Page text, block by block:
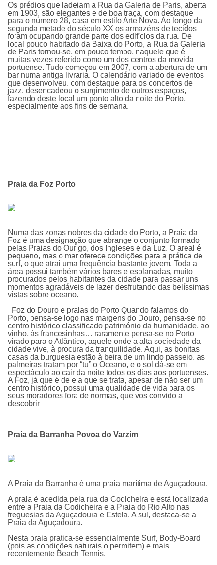
Os prédios que ladeiam a Rua da Galeria de Paris, aberta
em 1903, são elegantes e de boa traça, com destaque
para o número 28, casa em estilo Arte Nova. Ao longo da
segunda metade do século XX os armazéns de tecidos
foram ocupando grande parte dos edifícios da rua. De
local pouco habitado da Baixa do Porto, a Rua da Galeria
de Paris tornou-se, em pouco tempo, naquele que é
muitas vezes referido como um dos centros da movida
portuense. Tudo começou em 2007, com a abertura de um
bar numa antiga livraria. O calendário variado de eventos
que desenvolveu, com destaque para os concertos de
jazz, desencadeou o surgimento de outros espaços,
fazendo deste local um ponto alto da noite do Porto,
especialmente aos fins de semana.
Praia da Foz Porto
Numa das zonas nobres da cidade do Porto, a Praia da
Foz é uma designação que abrange o conjunto formado
pelas Praias do Ourigo, dos Ingleses e da Luz. O areal é
pequeno, mas o mar oferece condições para a prática de
surf, o que atrai uma frequência bastante jovem. Toda a
área possui também vários bares e esplanadas, muito
procurados pelos habitantes da cidade para passar uns
momentos agradáveis de lazer desfrutando das belíssimas
vistas sobre oceano.
Foz do Douro e praias do Porto Quando falamos do
Porto, pensa-se logo nas margens do Douro, pensa-se no
centro histórico classificado património da humanidade, ao
vinho, às francesinhas… raramente pensa-se no Porto
virado para o Atlântico, aquele onde a alta sociedade da
cidade vive, à procura da tranquilidade. Aqui, as bonitas
casas da burguesia estão à beira de um lindo passeio, as
palmeiras tratam por “tu” o Oceano, e o sol dá-se em
espectáculo ao cair da noite todos os dias aos portuenses.
A Foz, já que é de ela que se trata, apesar de não ser um
centro histórico, possui uma qualidade de vida para os
seus moradores fora de normas, que vos convido a
descobrir
Praia da Barranha Povoa do Varzim
A Praia da Barranha é uma praia marí­tima de Aguçadoura.
A praia é acedida pela rua da Codicheira e está localizada
entre a Praia da Codicheira e a Praia do Rio Alto nas
freguesias da Aguçadoura e Estela. A sul, destaca-se a
Praia da Aguçadoura.
Nesta praia pratica-se essencialmente Surf, Body-Board
(pois as condições naturais o permitem) e mais
recentemente Beach Tennis.